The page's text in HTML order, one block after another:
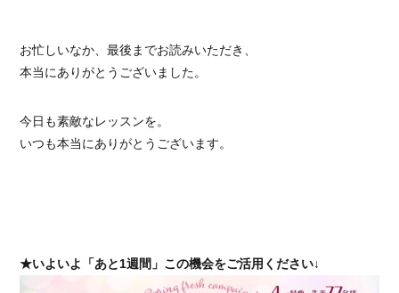
お忙しいなか、最後までお読みいただき、
本当にありがとうございました。
今日も素敵なレッスンを。
いつも本当にありがとうございます。
★いよいよ「あと1週間」この機会をご活用ください↓